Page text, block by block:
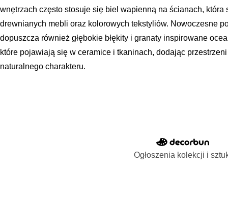
wnętrzach często stosuje się biel wapienną na ścianach, która
drewnianych mebli oraz kolorowych tekstyliów. Nowoczesne
dopuszcza również głębokie błękity i granaty inspirowane
które pojawiają się w ceramice i tkaninach, dodając
naturalnego charakteru.
Ogłoszenia kolekcji i